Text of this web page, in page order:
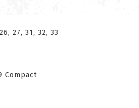
27, 31, 32, 33
Compact